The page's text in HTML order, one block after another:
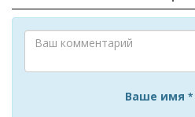
Ваше имя *